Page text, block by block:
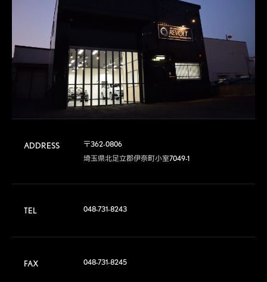
ADDRESS
〒362-0806
埼玉県北足立郡伊奈町小室7049-1
TEL 048-731-8243
FAX 048-731-8245